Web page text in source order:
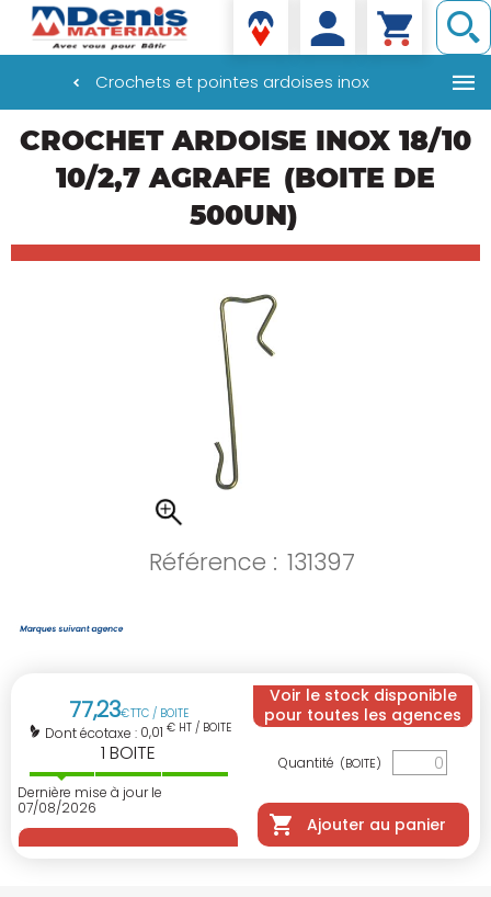
au
principal
Denis matériaux
Crochets et pointes ardoises inox
CROCHET ARDOISE INOX 18/10
10/2,7 AGRAFE (BOITE DE
500UN)
Référence : 131397
77,23€TTC / BOITE
Dont écotaxe : 0,01 € HT / BOITE
1 BOITE
Dernière mise à jour le
07/08/2026
Voir le stock disponible
pour toutes les agences
Quantité (BOITE)
Ajouter au panier